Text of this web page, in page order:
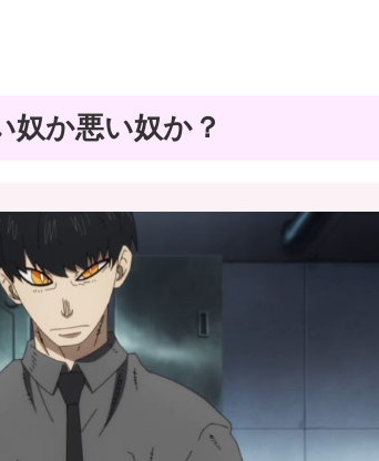
奴か悪い奴か？